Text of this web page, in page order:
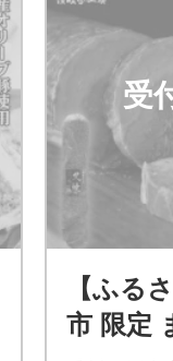
受
【ふる
市 限定